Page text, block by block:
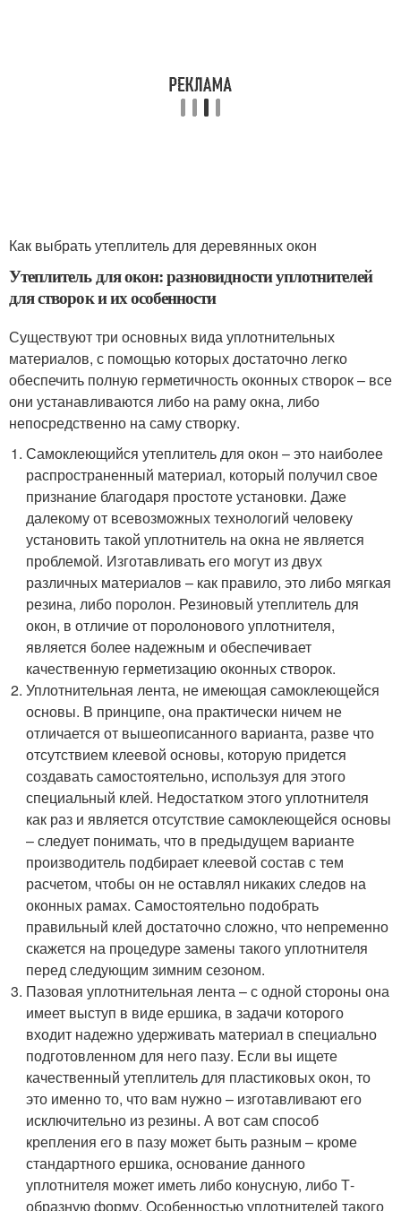
Как выбрать утеплитель для деревянных окон
Утеплитель для окон: разновидности уплотнителей
для створок и их особенности
Существуют три основных вида уплотнительных
материалов, с помощью которых достаточно легко
обеспечить полную герметичность оконных створок – все
они устанавливаются либо на раму окна, либо
непосредственно на саму створку.
Самоклеющийся утеплитель для окон – это наиболее
распространенный материал, который получил свое
признание благодаря простоте установки. Даже
далекому от всевозможных технологий человеку
установить такой уплотнитель на окна не является
проблемой. Изготавливать его могут из двух
различных материалов – как правило, это либо мягкая
резина, либо поролон. Резиновый утеплитель для
окон, в отличие от поролонового уплотнителя,
является более надежным и обеспечивает
качественную герметизацию оконных створок.
Уплотнительная лента, не имеющая самоклеющейся
основы. В принципе, она практически ничем не
отличается от вышеописанного варианта, разве что
отсутствием клеевой основы, которую придется
создавать самостоятельно, используя для этого
специальный клей. Недостатком этого уплотнителя
как раз и является отсутствие самоклеющейся основы
– следует понимать, что в предыдущем варианте
производитель подбирает клеевой состав с тем
расчетом, чтобы он не оставлял никаких следов на
оконных рамах. Самостоятельно подобрать
правильный клей достаточно сложно, что непременно
скажется на процедуре замены такого уплотнителя
перед следующим зимним сезоном.
Пазовая уплотнительная лента – с одной стороны она
имеет выступ в виде ершика, в задачи которого
входит надежно удерживать материал в специально
подготовленном для него пазу. Если вы ищете
качественный утеплитель для пластиковых окон, то
это именно то, что вам нужно – изготавливают его
исключительно из резины. А вот сам способ
крепления его в пазу может быть разным – кроме
стандартного ершика, основание данного
уплотнителя может иметь либо конусную, либо Т-
образную форму. Особенностью уплотнителей такого